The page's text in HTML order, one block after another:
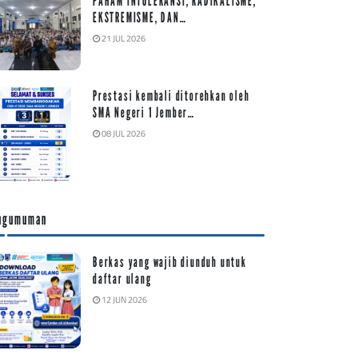
EKSTREMISME, DAN…
21 JUL 2026
Prestasi kembali ditorehkan oleh
SMA Negeri 1 Jember…
08 JUL 2026
Berkas yang wajib diunduh untuk
daftar ulang
12 JUN 2026